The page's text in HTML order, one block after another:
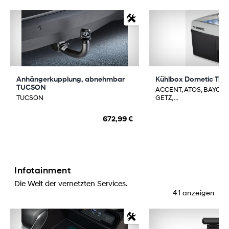
Anhängerkupplung, abnehmbar
TUCSON
TUCSON
672,99 €
Kühlbox Dometic
ACCENT, ATOS,
GETZ, ...
Infotainment
Die Welt der vernetzten Services.
41 anzeigen